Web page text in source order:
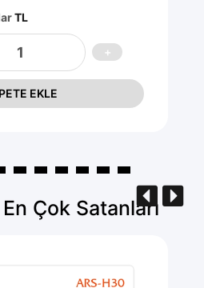
TL
EKLE
Çok Satanları